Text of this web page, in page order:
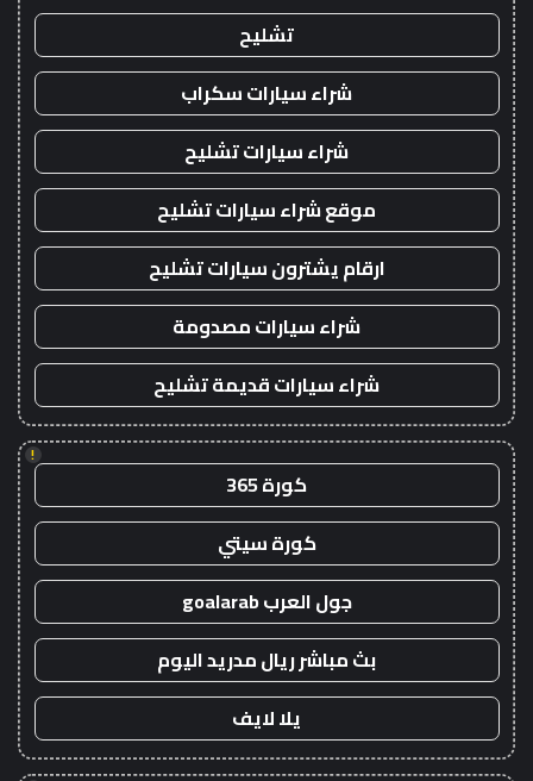
تشليح
شراء سيارات سكراب
شراء سيارات تشليح
موقع شراء سيارات تشليح
ارقام يشترون سيارات تشليح
شراء سيارات مصدومة
شراء سيارات قديمة تشليح
!
كورة 365
كورة سيتي
جول العرب goalarab
بث مباشر ريال مدريد اليوم
يلا لايف